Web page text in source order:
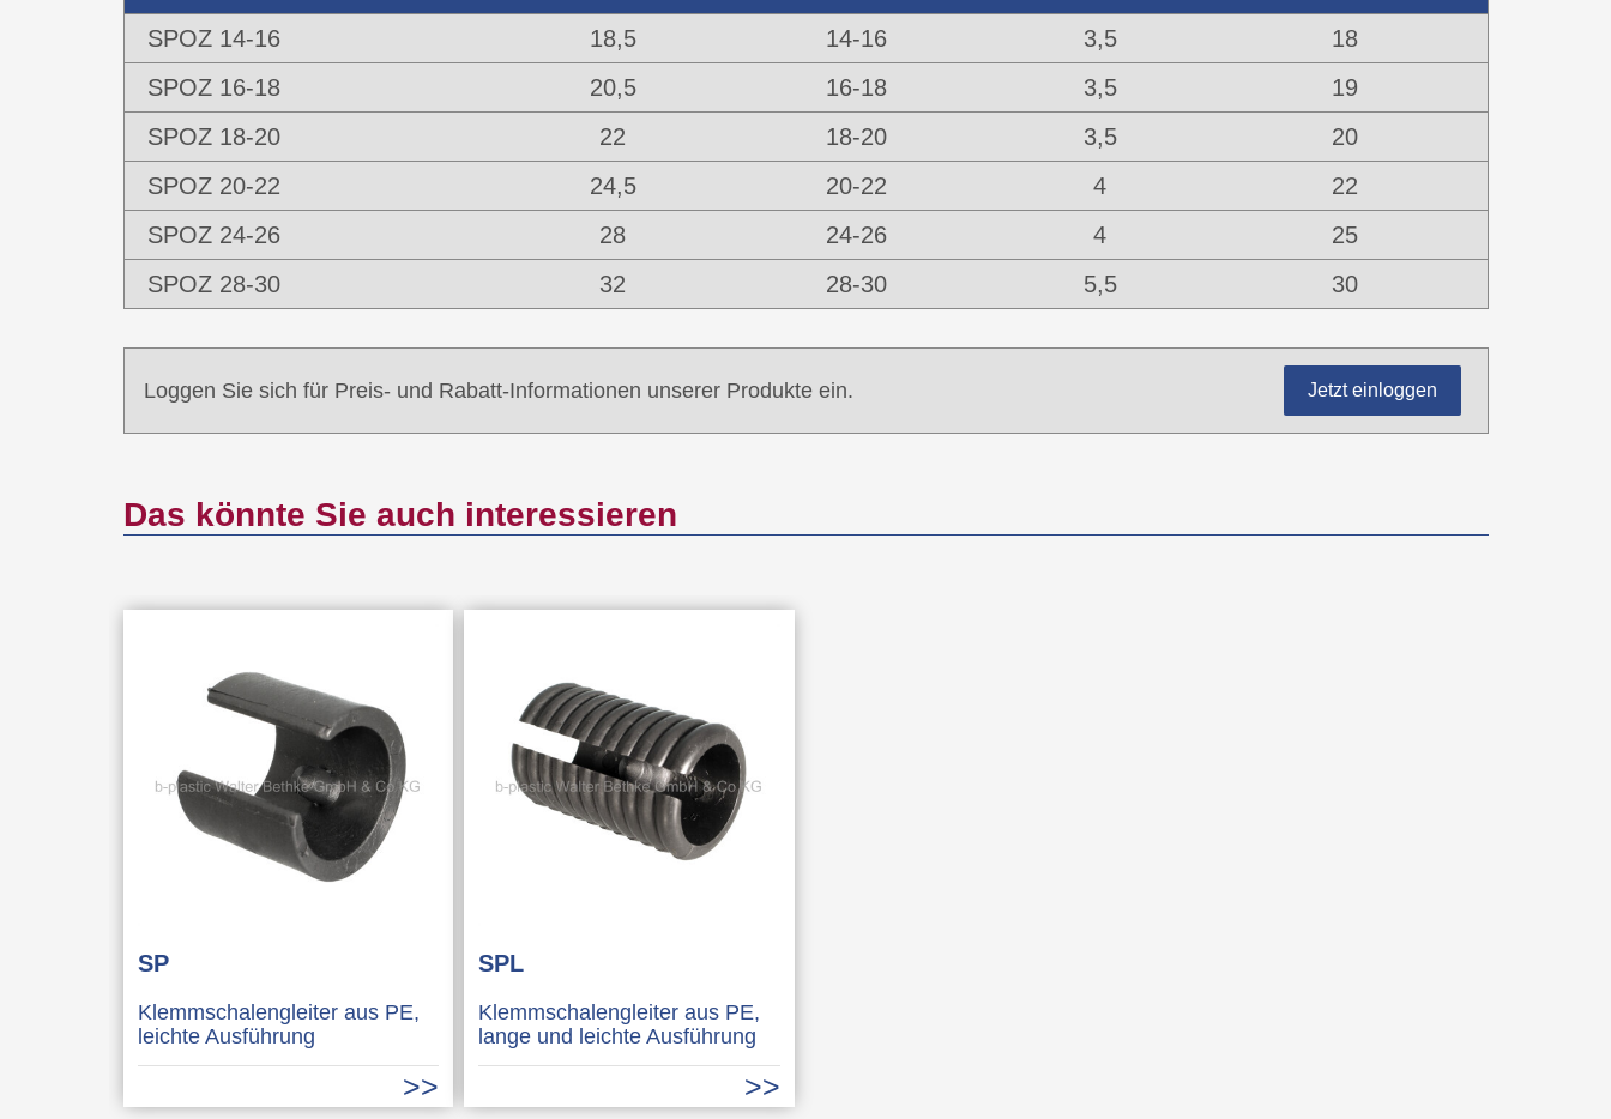
SPOZ 14-16 18,5 14-16 3,5
18
SPOZ 16-18
20,5 16-18 3,5
19
SPOZ 18-20
22 18-20 3,5
20
SPOZ 20-22
24,5 20-22 4
22
SPOZ 24-26
28 24-26 4
25
SPOZ 28-30
32 28-30 5,5 30
Loggen Sie sich für Preis- und Rabatt-Informationen unserer Produkte ein. Jetzt einloggen
Das könnte Sie auch interessieren
SP
Klemmschalengleiter aus PE,
leichte Ausführung
SPL
Klemmschalengleiter aus PE,
lange und leichte Ausführung